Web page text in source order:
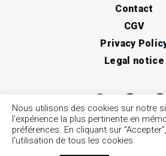
Contact
CGV
Privacy
Legal notice
Nous utilisons des cookies sur notre
l'expérience la plus pertinente en
préférences. En cliquant sur
l'utilisation de tous les cookies.